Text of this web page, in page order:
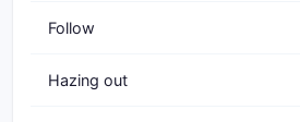
Follow
Hazing out